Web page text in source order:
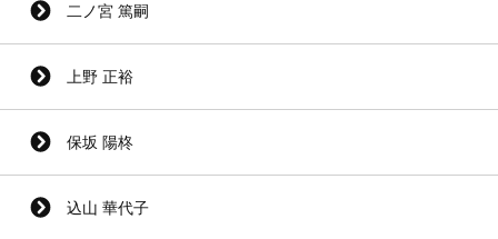
二ノ宮 篤嗣
上野 正裕
保坂 陽柊
込山 華代子